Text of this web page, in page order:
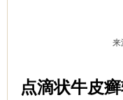
来
点滴状牛皮